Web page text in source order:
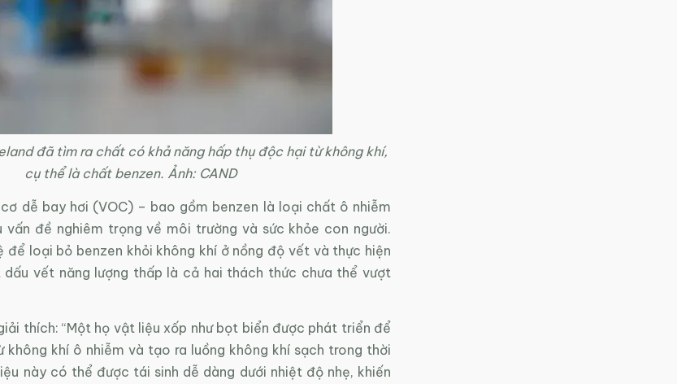
đã tìm ra chất có khả năng hấp thụ độc hại từ không khí,
cụ thể là chất benzen. Ảnh: CAND
cơ dễ bay hơi (VOC) – bao gồm benzen là loại chất ô nhiễm
vấn đề nghiêm trọng về môi trường và sức khỏe con người.
để loại bỏ benzen khỏi không khí ở nồng độ vết và thực hiện
vết năng lượng thấp là cả hai thách thức chưa thể vượt
thích: “Một họ vật liệu xốp như bọt biển được phát triển để
không khí ô nhiễm và tạo ra luồng không khí sạch trong thời
này có thể được tái sinh dễ dàng dưới nhiệt độ nhẹ, khiến